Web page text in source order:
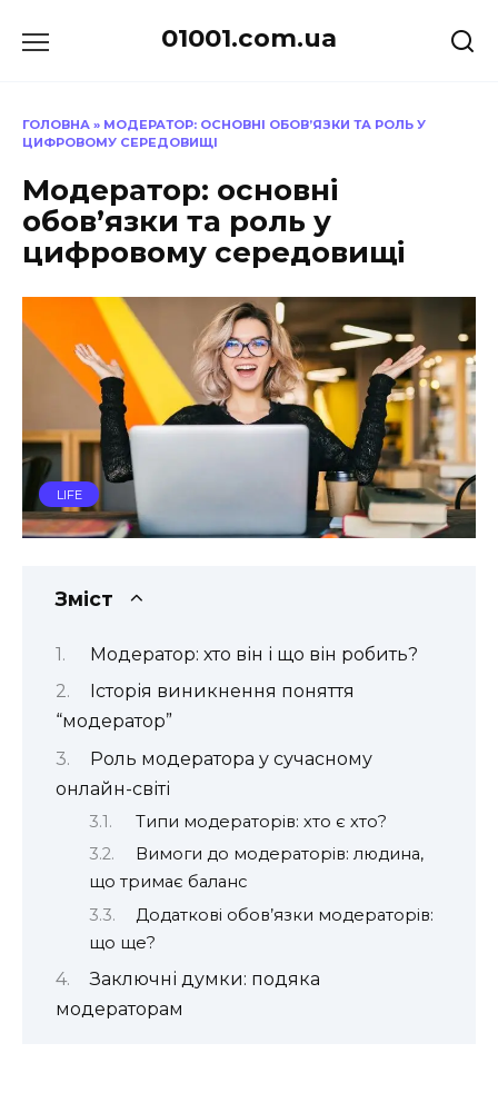
до
01001.com.ua
ГОЛОВНА » МОДЕРАТОР: ОСНОВНІ ОБОВ’ЯЗКИ ТА РОЛЬ У
ЦИФРОВОМУ СЕРЕДОВИЩІ
Модератор: основні
обов’язки та роль у
цифровому середовищі
LIFE
Зміст
Модератор: хто він і що він робить?
Історія виникнення поняття
“модератор”
Роль модератора у сучасному
онлайн-світі
Типи модераторів: хто є хто?
Вимоги до модераторів: людина,
що тримає баланс
Додаткові обов’язки модераторів:
що ще?
Заключні думки: подяка
модераторам